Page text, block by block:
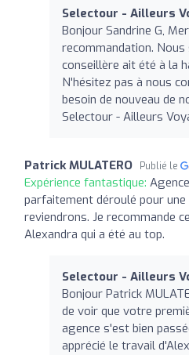
Selectour - Ailleurs
Bonjour Sandrine G,
recommandation.
conseillère ait été à la
N'hésitez pas à nous
besoin de nouveau de
Selectour - Ailleurs
Patrick MULATERO Publié le
Expérience fantastique:
parfaitement déroulé pour
reviendrons. Je recommande
Alexandra qui a été au top.
Selectour - Ailleurs
Bonjour Patrick
de voir que votre
agence s'est bien
apprécié le travail